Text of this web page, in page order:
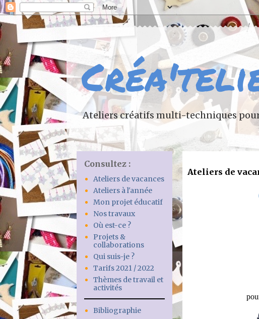
Ateliers créatifs multi-techniques
Ateliers de
Consultez :
Ateliers de vacances
Ateliers à l'année
Mon projet éducatif
Nos travaux
Où est-ce ?
Projets &
collaborations
Qui suis-je ?
Tarifs 2021 / 2022
Thèmes de travail et
activités
Bibliographie